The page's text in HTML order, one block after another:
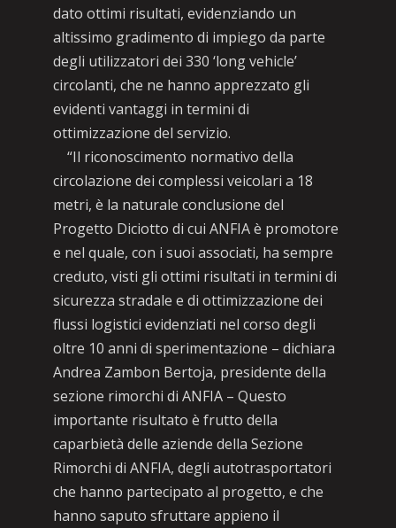
dato ottimi risultati, evidenziando un
altissimo gradimento di impiego da parte
degli utilizzatori dei 330 ‘long vehicle’
circolanti, che ne hanno apprezzato gli
evidenti vantaggi in termini di
ottimizzazione del servizio.
“Il riconoscimento normativo della
circolazione dei complessi veicolari a 18
metri, è la naturale conclusione del
Progetto Diciotto di cui ANFIA è promotore
e nel quale, con i suoi associati, ha sempre
creduto, visti gli ottimi risultati in termini di
sicurezza stradale e di ottimizzazione dei
flussi logistici evidenziati nel corso degli
oltre 10 anni di sperimentazione – dichiara
Andrea Zambon Bertoja, presidente della
sezione rimorchi di ANFIA – Questo
importante risultato è frutto della
caparbietà delle aziende della Sezione
Rimorchi di ANFIA, degli autotrasportatori
che hanno partecipato al progetto, e che
hanno saputo sfruttare appieno il